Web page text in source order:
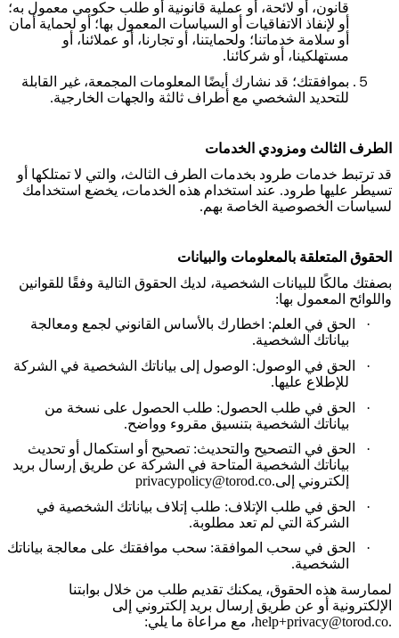
قانون، أو لائحة، أو عملية قانونية أو طلب حكومي معمول به؛
أو لإنفاذ الاتفاقيات أو السياسات المعمول بها؛ أو لحماية أمان
أو سلامة خدماتنا؛ ولحمايتنا، أو تجارنا، أو عملائنا، أو
مستهلكينا، أو شركائنا.
５.
بموافقتك؛ قد نشارك أيضًا المعلومات المجمعة، غير القابلة
للتحديد الشخصي مع أطراف ثالثة والجهات الخارجية.
الطرف الثالث ومزودي الخدمات
قد ترتبط خدمات طرود بخدمات الطرف الثالث، والتي لا تمتلكها أو
تسيطر عليها طرود. عند استخدام هذه الخدمات، يخضع استخدامك
لسياسات الخصوصية الخاصة بهم.
الحقوق المتعلقة بالمعلومات والبيانات
بصفتك مالكًا للبيانات الشخصية، لديك الحقوق التالية وفقًا للقوانين
واللوائح المعمول بها:
·
الحق في العلم: اخطارك بالأساس القانوني لجمع ومعالجة
بياناتك الشخصية.
·
الحق في الوصول: الوصول إلى بياناتك الشخصية في الشركة
للإطلاع عليها.
·
الحق في طلب الحصول: طلب الحصول على نسخة من
بياناتك الشخصية بتنسيق مقروء وواضح.
·
الحق في التصحيح والتحديث: تصحيح أو استكمال أو تحديث
بياناتك الشخصية المتاحة في الشركة عن طريق إرسال بريد
إلكتروني إلى privacypolicy@torod.co.
·
الحق في طلب الإتلاف: طلب إتلاف بياناتك الشخصية في
الشركة التي لم تعد مطلوبة.
·
الحق في سحب الموافقة: سحب موافقتك على معالجة بياناتك
الشخصية.
لممارسة هذه الحقوق، يمكنك تقديم طلب من خلال بوابتنا
الإلكترونية أو عن طريق إرسال بريد إلكتروني إلى
help+privacy@torod.co. ، مع مراعاة ما يلي: